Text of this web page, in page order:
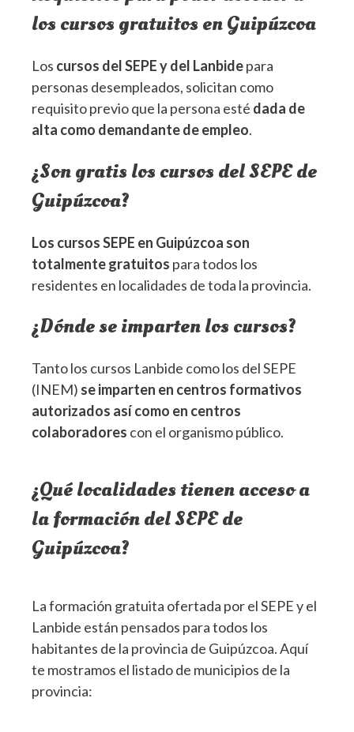
los cursos gratuitos en Guipúzcoa
Los cursos del SEPE y del Lanbidepara
personas desempleados, solicitan como
requisito previo que la persona esté dada de
alta como demandante de empleo.
¿Son gratis los cursos del SEPE de
Guipúzcoa?
Los cursos SEPE en Guipúzcoa son
totalmente gratuitos para todos los
residentes en localidades de toda la provincia.
¿Dónde se imparten los cursos?
Tanto los cursos Lanbide como los del SEPE
(INEM) se imparten en centros formativos
autorizados así como en centros
colaboradores con el organismo público.
¿Qué localidades tienen acceso a
la formación del SEPE de
Guipúzcoa?
La formación gratuita ofertada por el SEPE y el
Lanbide están pensados para todos los
habitantes de la provincia de Guipúzcoa. Aquí
te mostramos el listado de municipios de la
provincia: